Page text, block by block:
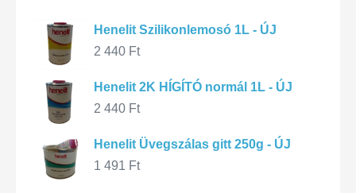
Henelit Szilikonlemosó 1L - ÚJ
2 440 Ft
Henelit 2K HÍGÍTÓ normál 1L - ÚJ
2 440 Ft
Henelit Üvegszálas gitt 250g - ÚJ
1 491 Ft